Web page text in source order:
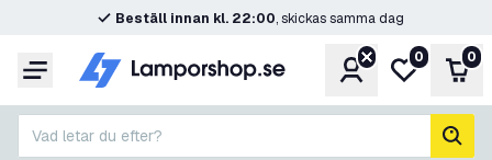
Beställ innan kl. 22:00, skickas samma dag
Meny KontoMin0 0
Vad letar du efter?
sök